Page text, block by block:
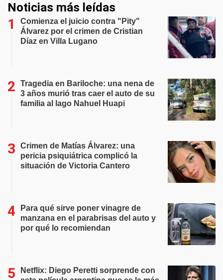
Noticias más leídas
Comienza el juicio contra "Pity"
Álvarez por el crimen de Cristian
Díaz en Villa Lugano
Tragedia en Bariloche: una nena de
3 años murió tras caer el auto de su
familia al lago Nahuel Huapi
Crimen de Matías Álvarez: una
pericia psiquiátrica complicó la
situación de Victoria Cantero
Para qué sirve poner vinagre de
manzana en el parabrisas del auto y
por qué lo recomiendan
Netflix: Diego Peretti sorprende con